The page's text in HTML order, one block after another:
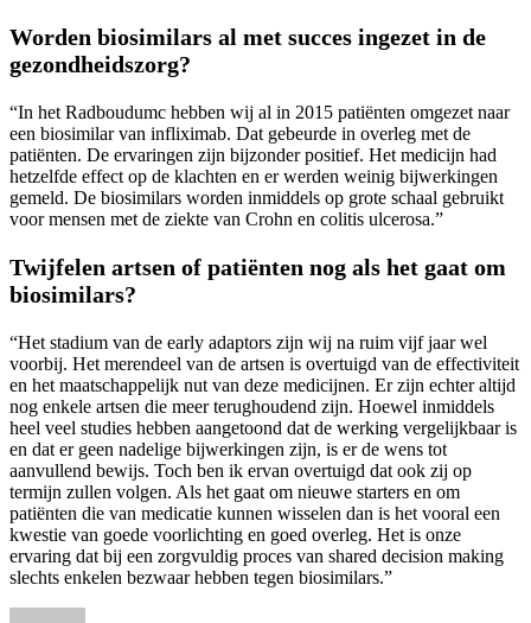
Worden biosimilars al met succes ingezet in de
gezondheidszorg?
“In het Radboudumc hebben wij al in 2015 patiënten omgezet naar
een biosimilar van infliximab. Dat gebeurde in overleg met de
patiënten. De ervaringen zijn bijzonder positief. Het medicijn had
hetzelfde effect op de klachten en er werden weinig bijwerkingen
gemeld. De biosimilars worden inmiddels op grote schaal gebruikt
voor mensen met de ziekte van Crohn en colitis ulcerosa.”
Twijfelen artsen of patiënten nog als het gaat om
biosimilars?
“Het stadium van de early adaptors zijn wij na ruim vijf jaar wel
voorbij. Het merendeel van de artsen is overtuigd van de effectiviteit
en het maatschappelijk nut van deze medicijnen. Er zijn echter altijd
nog enkele artsen die meer terughoudend zijn. Hoewel inmiddels
heel veel studies hebben aangetoond dat de werking vergelijkbaar is
en dat er geen nadelige bijwerkingen zijn, is er de wens tot
aanvullend bewijs. Toch ben ik ervan overtuigd dat ook zij op
termijn zullen volgen. Als het gaat om nieuwe starters en om
patiënten die van medicatie kunnen wisselen dan is het vooral een
kwestie van goede voorlichting en goed overleg. Het is onze
ervaring dat bij een zorgvuldig proces van shared decision making
slechts enkelen bezwaar hebben tegen biosimilars.”